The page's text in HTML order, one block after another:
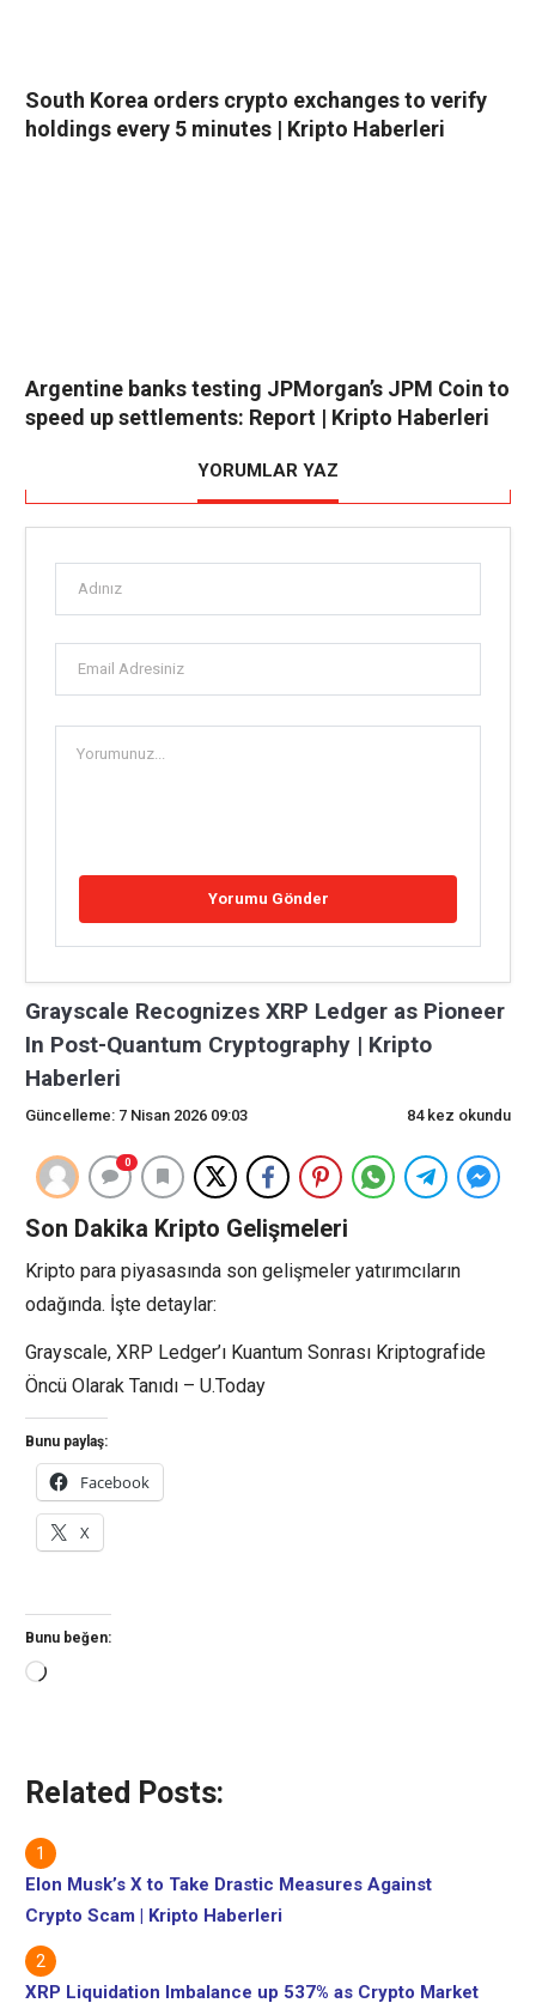
South Korea orders crypto exchanges to verify
holdings every 5 minutes | Kripto Haberleri
Argentine banks testing JPMorgan’s JPM Coin to
speed up settlements: Report | Kripto Haberleri
YORUMLAR YAZ
Grayscale Recognizes XRP Ledger as Pioneer
In Post-Quantum Cryptography | Kripto
Haberleri
Güncelleme: 7 Nisan 2026 09:03 84 kez okundu
0
Son Dakika Kripto Gelişmeleri
Kripto para piyasasında son gelişmeler yatırımcıların
odağında. İşte detaylar:
Grayscale, XRP Ledger’ı Kuantum Sonrası Kriptografide
Öncü Olarak Tanıdı – U.Today
Bunu paylaş:
Facebook
X
Bunu beğen:
Yükleniyor...
Related Posts:
Elon Musk’s X to Take Drastic Measures Against
Crypto Scam | Kripto Haberleri
XRP Liquidation Imbalance up 537% as Crypto Market